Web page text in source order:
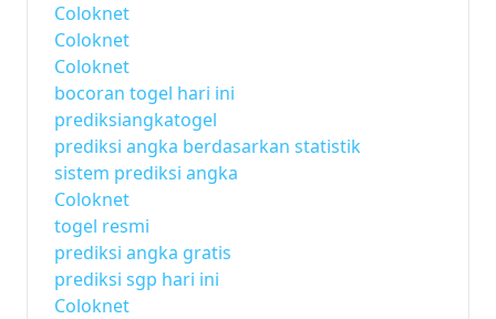
Coloknet
Coloknet
Coloknet
bocoran togel hari ini
prediksiangkatogel
prediksi angka berdasarkan statistik
sistem prediksi angka
Coloknet
togel resmi
prediksi angka gratis
prediksi sgp hari ini
Coloknet